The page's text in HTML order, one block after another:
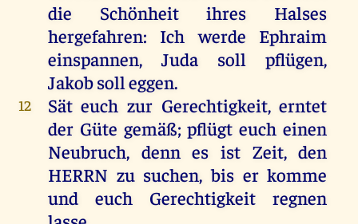
die Schönheitihres
Halses
hergefahren: Ich werde
Ephraim
einspannen, Juda soll pflügen,
Jakobsolleggen.
12 Sät euch zur Gerechtigkeit,erntet
der Güte gemäß;pflügt euch einen
Neubruch, denn es ist Zeit,den
HERRN zu suchen,bis er komme
und
euch Gerechtigkeit
regnen